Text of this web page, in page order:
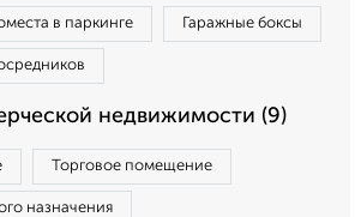
в паркинге Гаражные боксы
недвижимости (9)
Торговое помещение
назначения